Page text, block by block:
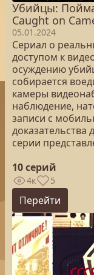
Убийцы:
Caught on
05.01.2024
Сериал о
доступом к
осуждению
собирается
камеры
наблюдение,
записи с
серии
10 серий
4к 5
Перейти